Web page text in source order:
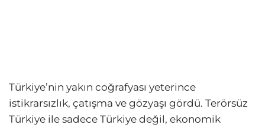
Türkiye’nin yakın coğrafyası yeterince
istikrarsızlık, çatışma ve gözyaşı gördü. Terörsüz
Türkiye ile sadece Türkiye değil, ekonomik